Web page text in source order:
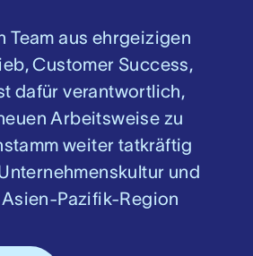
Team aus ehrgeizigen
Customer Success,
dafür verantwortlich,
Arbeitsweise zu
weiter tatkräftig
und
Pazifik-Region